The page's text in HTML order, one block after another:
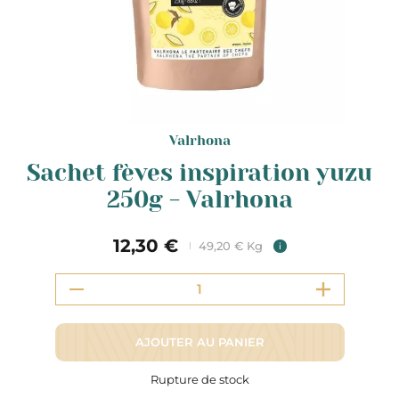
Valrhona
Sachet fèves inspiration yuzu
250g - Valrhona
12,30 € 49,20 € Kg i
AJOUTER AU PANIER
Rupture de stock